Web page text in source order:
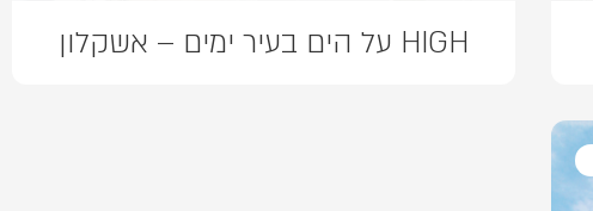
HIGH על הים בעיר ימים – אשקלון